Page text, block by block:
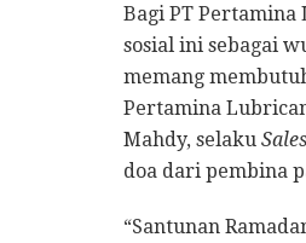
Bagi PT
sosial ini sebagai
memang
Pertamina
Mahdy, selaku
doa dari pembina
“Santunan